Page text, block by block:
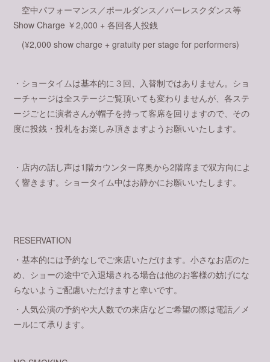
空中パフォーマンス／ポールダンス／バーレスクダンス等
Show Charge ￥2,000 + 各回各人投銭
(¥2,000 show charge + gratuity per stage for performers)
・ショータイムは基本的に３回、入替制ではありません。ショ
ーチャージは全ステージご覧頂いても変わりませんが、各ステ
ージごとに演者さんが帽子を持って客席を回りますので、その
度に投銭・投札をお楽しみ頂きますようお願いいたします。
・店内の話し声は1階カウンター席奥から2階席まで双方向によ
く響きます。ショータイム中はお静かにお願いいたします。
RESERVATION
・基本的には予約なしでご来店いただけます。小さなお店のた
め、ショーの途中で入退場される場合は他のお客様の妨げにな
らないようご配慮いただけますと幸いです。
・人気公演の予約や大人数での来店などご希望の際は電話／メ
ールにて承ります。